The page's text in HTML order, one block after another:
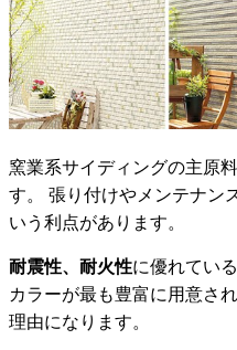
窯業系サイディングの主原
す。 張り付けやメンテナン
いう利点があります。
耐震性、耐火性に優れてい
カラーが最も豊富に用意さ
理由になります。